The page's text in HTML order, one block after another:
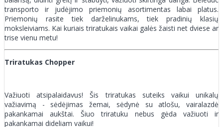
transporto ir judėjimo priemonių asortimentas labai platus.
Priemonių rasite tiek darželinukams, tiek pradinių klasių
moksleiviams. Kai kuriais triratukais vaikai galės žaisti net dviese ar
trise vienu metu!
Triratukas Chopper
Važiuoti atsipalaidavus! Šis triratukas suteiks vaikui unikalų
važiavimą - sėdėjimas žemai, sėdynė su atlošu, vairalazdė
pakankamai aukštai. Šiuo triratuku nebus gėda važiuoti ir
pakankamai dideliam vaikui!